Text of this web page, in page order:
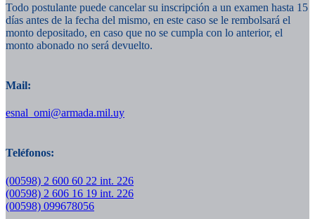
Todo postulante puede cancelar su inscripción a un examen hasta 15
días antes de la fecha del mismo, en este caso se le rembolsará el
monto depositado, en caso que no se cumpla con lo anterior, el
monto abonado no será devuelto.
Mail:
esnal_omi@armada.mil.uy
Teléfonos:
(00598) 2 600 60 22 int. 226
(00598) 2 606 16 19 int. 226
(00598) 099678056